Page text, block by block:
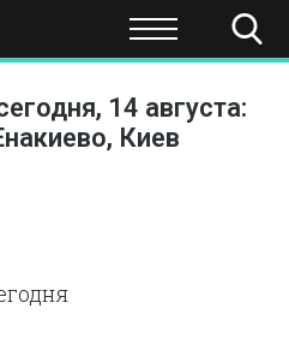
ЭКОНОМИКА НАУКА И
14 августа:
Киев